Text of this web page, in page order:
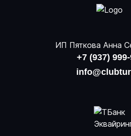
ИП Пяткова Анна
+7 (937)